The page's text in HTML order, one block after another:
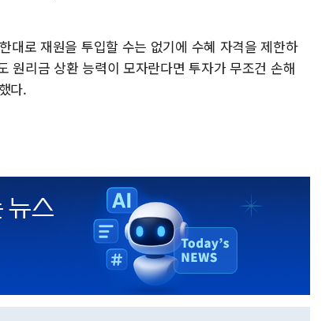
대로 재원을 투입할 수는 없기에 수혜 자격을 제한하
원리금 상환 능력이 모자란다면 투자가 무조건 손해
다.